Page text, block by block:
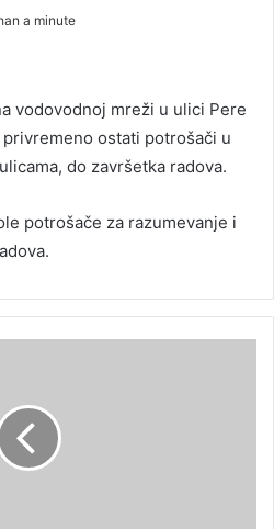
a minute
vodovodnoj mreži u ulici Pere
ostati potrošači u
do završetka radova.
potrošače za razumevanje i